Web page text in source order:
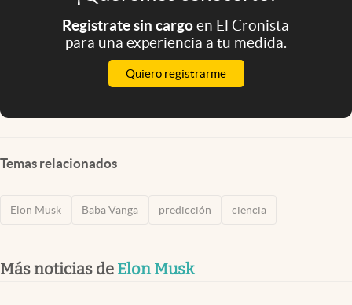
Registrate sin cargoen El Cronista
para una experiencia a tu medida.
Quiero registrarme
Temas relacionados
Elon Musk Baba Vanga predicción ciencia
Más noticias de Elon Musk